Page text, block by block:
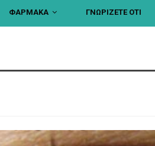
ΦΑΡΜΑΚΑ ΓΝΩΡΙΖΕΤΕ ΟΤΙ